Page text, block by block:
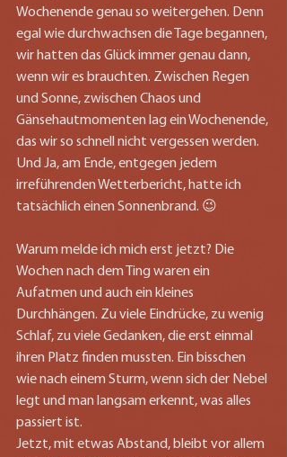
Wochenende genau so weitergehen. Denn
egal wie durchwachsen die Tage begannen,
wir hatten das Glück immer genau dann,
wenn wir es brauchten. Zwischen Regen
und Sonne, zwischen Chaos und
Gänsehautmomenten lag ein Wochenende,
das wir so schnell nicht vergessen werden.
Und Ja, am Ende, entgegen jedem
irreführenden Wetterbericht, hatte ich
tatsächlich einen Sonnenbrand. 😉
Warum melde ich mich erst jetzt? Die
Wochen nach dem Ting waren ein
Aufatmen und auch ein kleines
Durchhängen. Zu viele Eindrücke, zu wenig
Schlaf, zu viele Gedanken, die erst einmal
ihren Platz finden mussten. Ein bisschen
wie nach einem Sturm, wenn sich der Nebel
legt und man langsam erkennt, was alles
passiert ist.
Jetzt, mit etwas Abstand, bleibt vor allem